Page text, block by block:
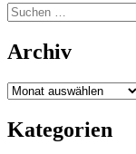
Suchen
nach:
Archiv
Archiv
Kategorien